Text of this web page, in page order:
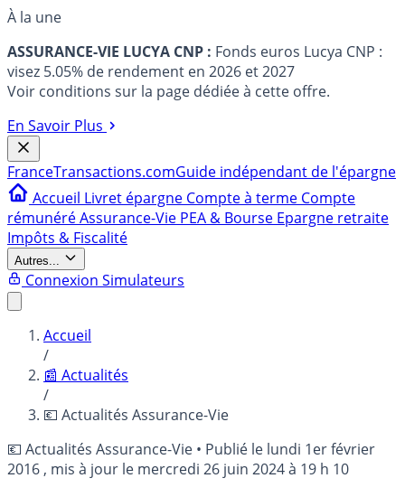
À la une
ASSURANCE-VIE LUCYA CNP : Fonds euros Lucya CNP :
visez 5.05% de rendement en 2026 et 2027
Voir conditions sur la page dédiée à cette offre.
En Savoir Plus
FranceTransactions.comGuide indépendant de l'épargne
Accueil Livret épargne Compte à terme Compte
rémunéréAssurance-Vie PEA & Bourse Epargne retraite
Impôts & Fiscalité
Autres...
Connexion Simulateurs
Accueil
/
📰 Actualités
/
💶 Actualités Assurance-Vie
💶 Actualités Assurance-Vie • Publié le lundi 1er février
2016 , mis à jour le mercredi 26 juin 2024 à 19 h 10